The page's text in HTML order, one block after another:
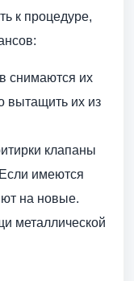
к процедуре,
снимаются их
вытащить их из
клапаны
имеются
на новые.
металлической